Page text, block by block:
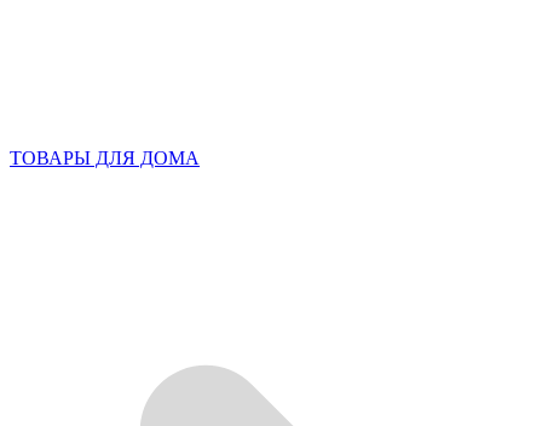
ТОВАРЫ ДЛЯ ДОМА